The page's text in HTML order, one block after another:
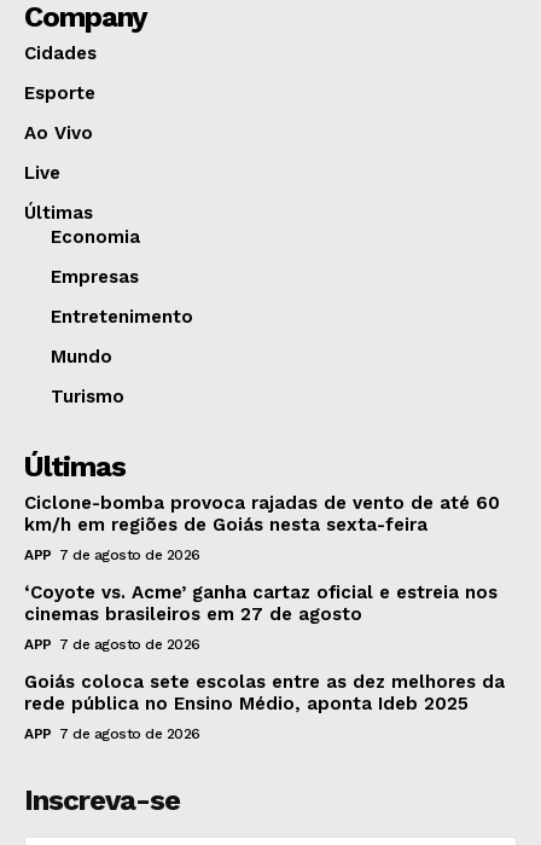
Company
Cidades
Esporte
Ao Vivo
Live
Últimas
Economia
Empresas
Entretenimento
Mundo
Turismo
Últimas
Ciclone-bomba provoca rajadas de vento de até 60
km/h em regiões de Goiás nesta sexta-feira
APP 7 de agosto de 2026
‘Coyote vs. Acme’ ganha cartaz oficial e estreia nos
cinemas brasileiros em 27 de agosto
APP 7 de agosto de 2026
Goiás coloca sete escolas entre as dez melhores da
rede pública no Ensino Médio, aponta Ideb 2025
APP 7 de agosto de 2026
Inscreva-se